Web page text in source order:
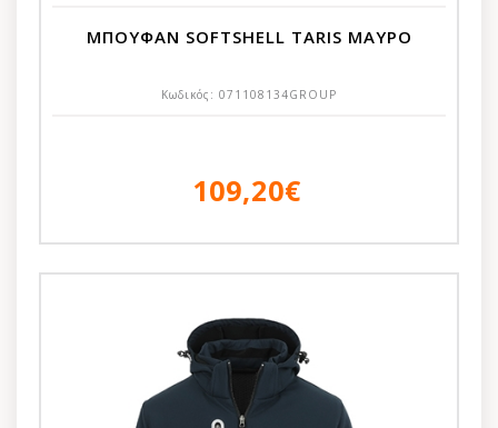
ΜΠΟΥΦΑΝ SOFTSHELL TARIS ΜΑΥΡΟ
Κωδικός: 071108134GROUP
109,20€